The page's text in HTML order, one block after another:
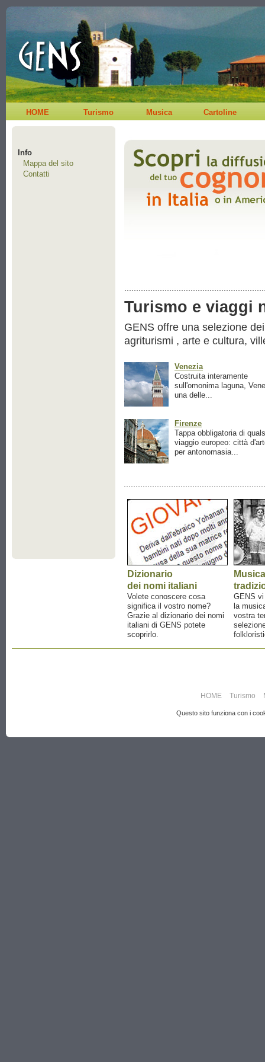
HOME Turismo Musica Cartoline
Info
Mappa del sito
Contatti
Turismo e viaggi
GENS offre una selezione
agriturismi , arte e cultura,
Venezia
Costruita interamente
sull'omonima laguna,
una delle...
Firenze
Tappa obbligatoria di
viaggio europeo: città
per antonomasia...
Dizionario
dei nomi italiani
Volete conoscere cosa
significa il vostro nome?
Grazie al dizionario dei nomi
italiani di GENS potete
scoprirlo.
Musica
GENS
la
vostra
HOME Turismo
Questo sito funziona con i